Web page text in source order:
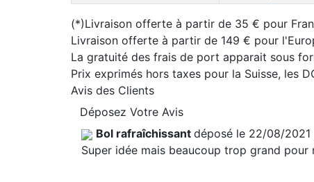
(*)Livraison offerte à partir de 35 € pour
Livraison offerte à partir de 149 € pour
La gratuité des frais de port apparait sous
Prix exprimés hors taxes pour la Suisse, les
Avis des Clients
Déposez Votre Avis
Bol rafraîchissant déposé le 22/08/2021
Super idée mais beaucoup trop grand pour